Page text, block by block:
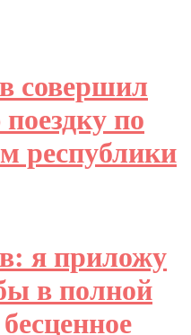
совершил
по
республики
я приложу
в полной